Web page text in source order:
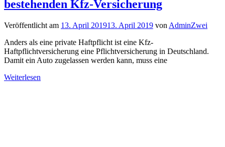
bestehenden Kfz-Versicherung
Veröffentlicht am 13. April 201913. April 2019 von AdminZwei
Anders als eine private Haftpflicht ist eine Kfz-
Haftpflichtversicherung eine Pflichtversicherung in Deutschland.
Damit ein Auto zugelassen werden kann, muss eine
Weiterlesen